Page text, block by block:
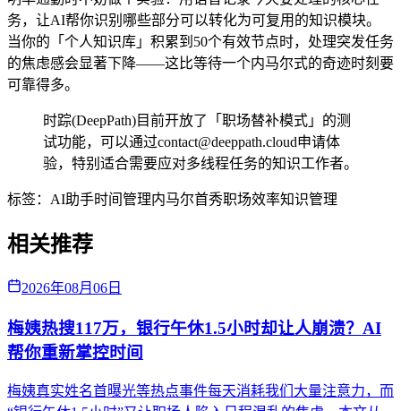
务，让AI帮你识别哪些部分可以转化为可复用的知识模块。
当你的「个人知识库」积累到50个有效节点时，处理突发任务
的焦虑感会显著下降——这比等待一个内马尔式的奇迹时刻要
可靠得多。
时踪(DeepPath)目前开放了「职场替补模式」的测
试功能，可以通过contact@deeppath.cloud申请体
验，特别适合需要应对多线程任务的知识工作者。
标签： AI助手时间管理内马尔首秀职场效率知识管理
相关推荐
2026年08月06日
梅姨热搜117万，银行午休1.5小时却让人崩溃？AI
帮你重新掌控时间
梅姨真实姓名首曝光等热点事件每天消耗我们大量注意力，而